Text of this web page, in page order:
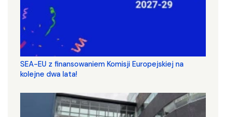
SEA-EU z finansowaniem Komisji Europejskiej na
kolejne dwa lata!